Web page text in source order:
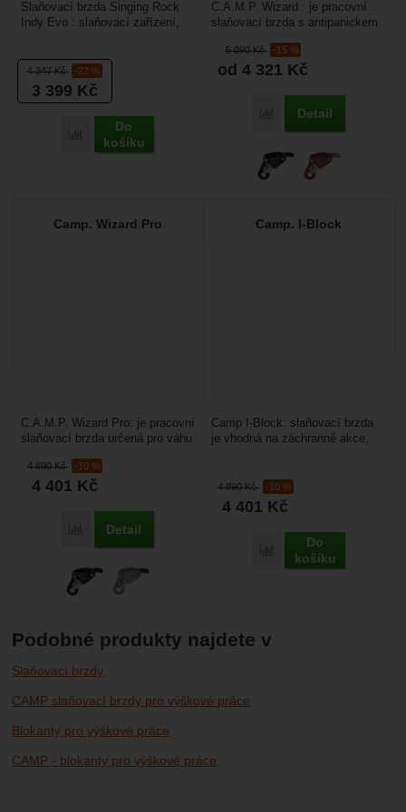
4 347Kč -22 %
3 399 Kč
Porovnat
Do
košíku
Slaňovací brzda Singing Rock
Indy Evo : slaňovací zařízení,
5 090Kč -15 %
od 4 321 Kč
Porovnat
Detail
C.A.M.P. Wizard : je pracovní
slaňovací brzda s antipanickem
Hodí se pro...
Camp. Wizard Pro
4 890Kč -10 %
4 401 Kč
Porovnat
Detail
C.A.M.P. Wizard Pro: je pracovní
slaňovací brzda určená pro váhu
Hodí...
Camp. I-Block
4 890Kč -10 %
4 401 Kč
Porovnat
Do
košíku
Camp I-Block: slaňovací brzda
je vhodná na záchranné akce,
Podobné produkty najdete v
Slaňovací brzdy
CAMP slaňovací brzdy pro výškové práce
Blokanty pro výškové práce
CAMP - blokanty pro výškové práce